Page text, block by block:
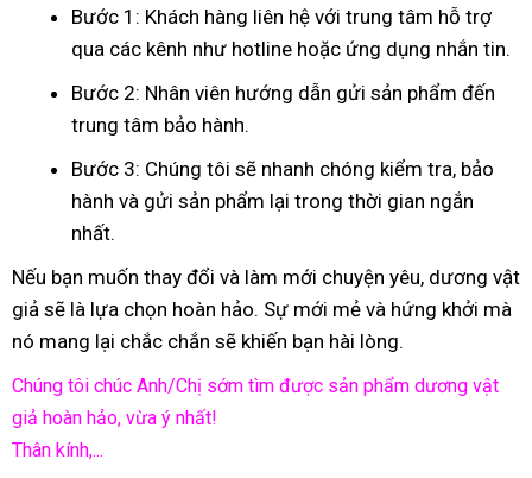
Bước 1: Khách hàng liên hệ với trung tâm hỗ trợ
qua các kênh như hotline hoặc ứng dụng nhắn tin.
Bước 2: Nhân viên hướng dẫn gửi sản phẩm đến
trung tâm bảo hành.
Bước 3: Chúng tôi sẽ nhanh chóng kiểm tra, bảo
hành và gửi sản phẩm lại trong thời gian ngắn
nhất.
Nếu bạn muốn thay đổi và làm mới chuyện yêu, dương vật
giả sẽ là lựa chọn hoàn hảo. Sự mới mẻ và hứng khởi mà
nó mang lại chắc chắn sẽ khiến bạn hài lòng.
Chúng tôi chúc Anh/Chị sớm tìm được sản phẩm dương vật
giả hoàn hảo, vừa ý nhất!
Thân kính,...